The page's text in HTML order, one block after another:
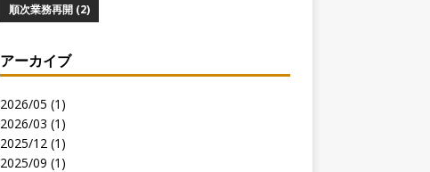
順次業務再開 (2)
アーカイブ
2026/05 (1)
2026/03 (1)
2025/12 (1)
2025/09 (1)